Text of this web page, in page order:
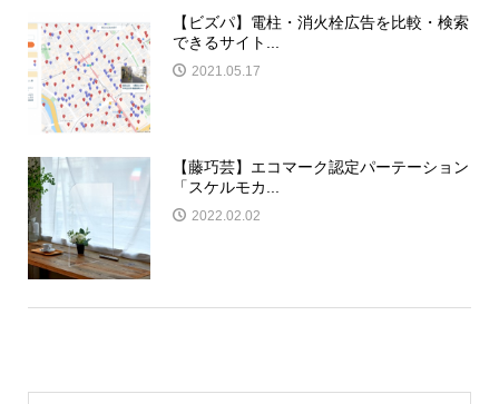
【ビズパ】電柱・消火栓広告を比較・検索
できるサイト...
2021.05.17
【藤巧芸】エコマーク認定パーテーション
「スケルモカ...
2022.02.02